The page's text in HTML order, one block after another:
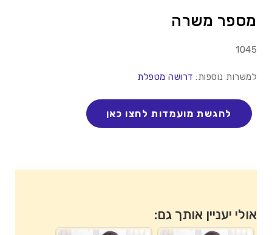
מספר משרה
1045
למשרות נוספות: דרושה מטפלת
אולי יעניין אותך גם: